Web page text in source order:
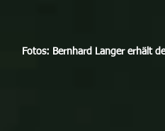
Fotos: Bernhard Langer erhält